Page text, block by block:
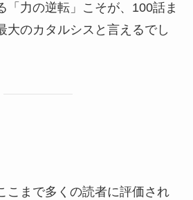
「力の逆転」こそが、100話ま
大のカタルシスと言えるでし
こまで多くの読者に評価され